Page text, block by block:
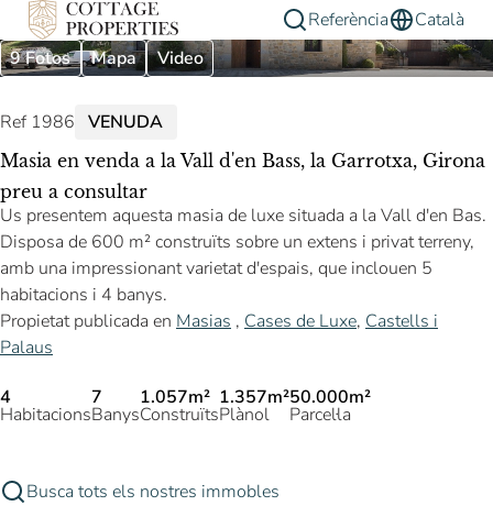
Referència
Català
9 Fotos
Mapa Video
Ref 1986 VENUDA
Masia en venda a la Vall d'en Bass, la Garrotxa, Girona
preu a consultar
Us presentem aquesta masia de luxe situada a la Vall d'en Bas.
Disposa de 600 m² construïts sobre un extens i privat terreny,
amb una impressionant varietat d'espais, que inclouen 5
habitacions i 4 banys.
Propietat publicada en Masias , Cases de Luxe, Castells i
Palaus
4
Habitacions
7
Banys
1.057m²
Construïts
1.357m²
Plànol
50.000m²
Parcel·la
Busca tots els nostres immobles